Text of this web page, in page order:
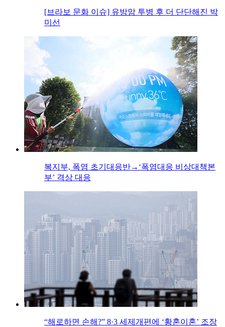
[브라보 문화 이슈] 유방암 투병 후 더 단단해진 박
미선
복지부, 폭염 초기대응반→‘폭염대응 비상대책본
부’ 격상 대응
“해로하면 손해?” 8·3 세제개편에 ‘황혼이혼’ 조장